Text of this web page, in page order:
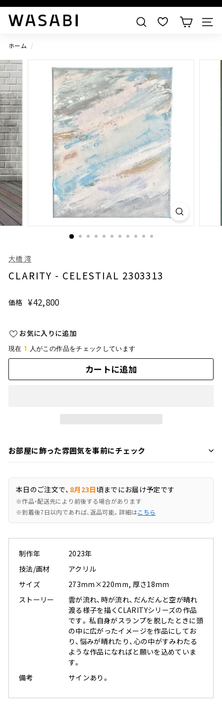
すべての作品を見る
W
S
A
B
I
検索
ホーム /
大橋 澪
CLARITY - CELESTIAL 2303313
価格
通
格
¥42,800
お気に入りに追加
現在 1 人がこの作品をチェックしています
カートに追加
お部屋に飾った雰囲気を事前にチェック
本日のご注文で、 8月23日 頃までにお届け予定です
※作品・配送先により前後する場合があります
※到着後7日以内であれば、返品可能。詳細はこちら
制作年
2023年
技法/画材
アクリル
サイズ
273mm×220mm, 厚さ18mm
ストーリー
雲が流れ、時が流れ、だんだんと空が晴れ
渡る様子を描くCLARITYシリーズの作品
です。 私自身がスランプを脱したときに頭
の中に広がったイメージを作品にしてお
り、悩みが晴れたり、心の中がすみわたる
ような作品になればと願いを込めていま
す。
備考
サインあり。